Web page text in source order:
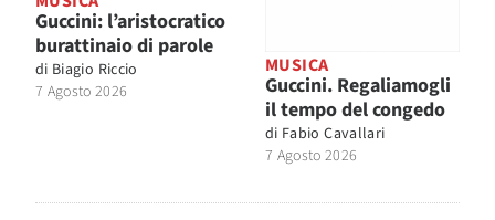
Guccini: l’aristocratico
burattinaio di parole
di Biagio Riccio
7 Agosto 2026
MUSICA
Guccini. Regaliamogli
il tempo del congedo
di Fabio Cavallari
7 Agosto 2026